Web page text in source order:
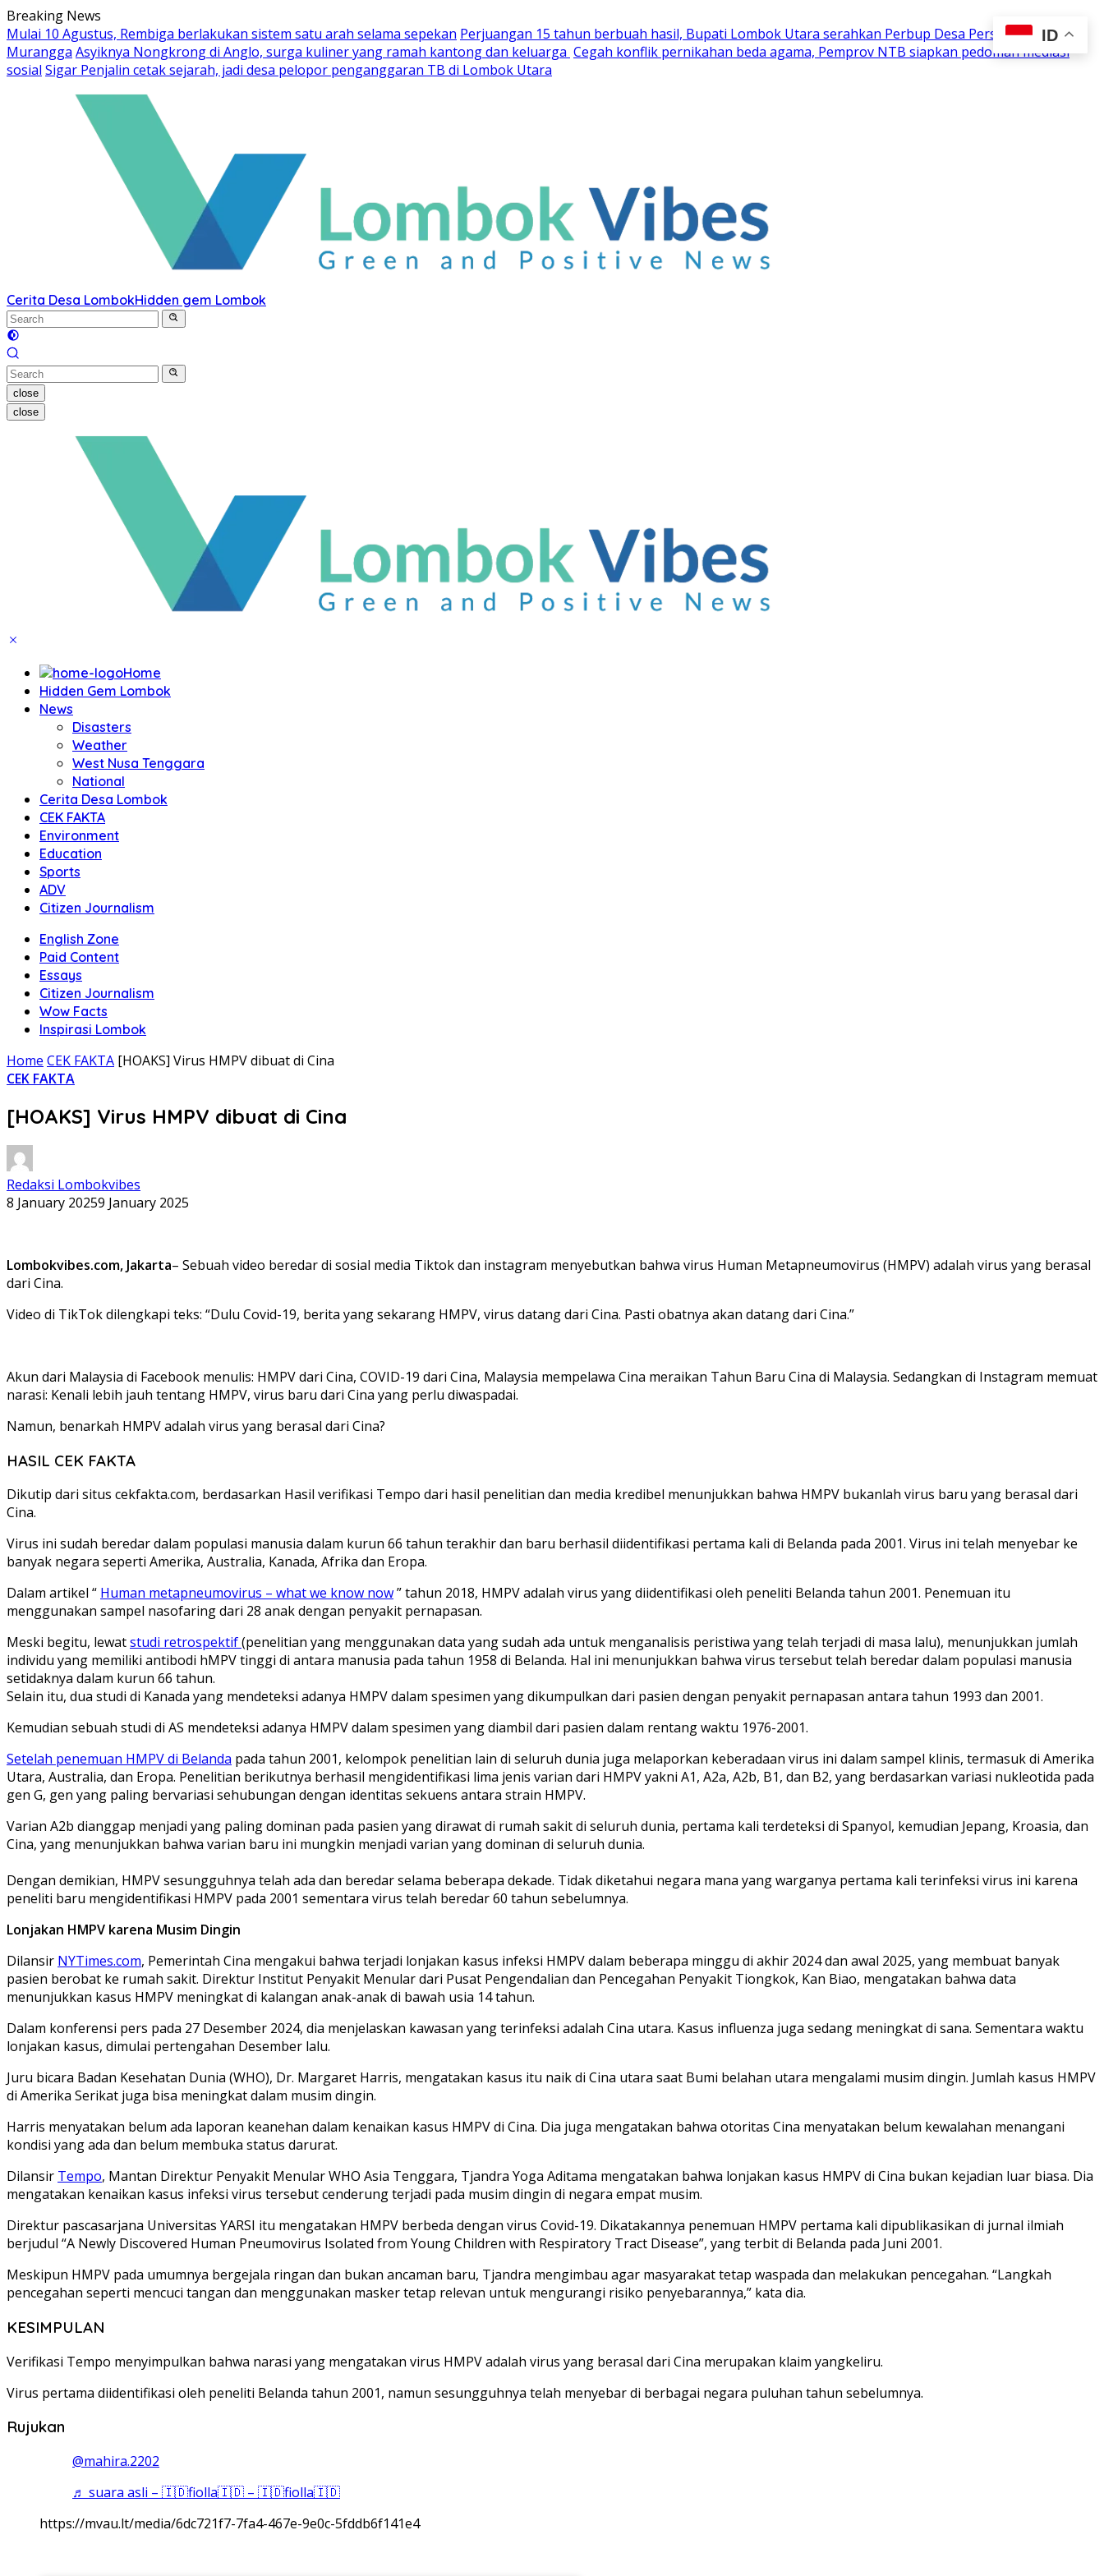
Skip
to
content
Breaking News
Mulai 10 Agustus, Rembiga berlakukan sistem satu arah selama sepekan Perjuangan 15 tahun berbuah hasil, Bupati Lombok Utara serahkan Perbup Desa Persiapan
Murangga Asyiknya Nongkrong di Anglo, surga kuliner yang ramah kantong dan keluarga Cegah konflik pernikahan beda agama, Pemprov NTB siapkan pedoman mediasi
sosial Sigar Penjalin cetak sejarah, jadi desa pelopor penganggaran TB di Lombok Utara
Cerita Desa LombokHidden gem Lombok
close
close
Home
Hidden Gem Lombok
News
Disasters
Weather
West Nusa Tenggara
National
Cerita Desa Lombok
CEK FAKTA
Environment
Education
Sports
ADV
Citizen Journalism
English Zone
Paid Content
Essays
Citizen Journalism
Wow Facts
Inspirasi Lombok
Home CEK FAKTA [HOAKS] Virus HMPV dibuat di Cina
CEK FAKTA
[HOAKS] Virus HMPV dibuat di Cina
Redaksi Lombokvibes
8 January 20259 January 2025
Lombokvibes.com, Jakarta– Sebuah video beredar di sosial media Tiktok dan instagram menyebutkan bahwa virus Human Metapneumovirus (HMPV) adalah virus yang berasal
dari Cina.
Video di TikTok dilengkapi teks: “Dulu Covid-19, berita yang sekarang HMPV, virus datang dari Cina. Pasti obatnya akan datang dari Cina.”
Akun dari Malaysia di Facebook menulis: HMPV dari Cina, COVID-19 dari Cina, Malaysia mempelawa Cina meraikan Tahun Baru Cina di Malaysia. Sedangkan di Instagram memuat
narasi: Kenali lebih jauh tentang HMPV, virus baru dari Cina yang perlu diwaspadai.
Namun, benarkah HMPV adalah virus yang berasal dari Cina?
HASIL CEK FAKTA
Dikutip dari situs cekfakta.com, berdasarkan Hasil verifikasi Tempo dari hasil penelitian dan media kredibel menunjukkan bahwa HMPV bukanlah virus baru yang berasal dari
Cina.
Virus ini sudah beredar dalam populasi manusia dalam kurun 66 tahun terakhir dan baru berhasil diidentifikasi pertama kali di Belanda pada 2001. Virus ini telah menyebar ke
banyak negara seperti Amerika, Australia, Kanada, Afrika dan Eropa.
Dalam artikel “ Human metapneumovirus – what we know now” tahun 2018, HMPV adalah virus yang diidentifikasi oleh peneliti Belanda tahun 2001. Penemuan itu
menggunakan sampel nasofaring dari 28 anak dengan penyakit pernapasan.
Meski begitu, lewatstudi retrospektif(penelitian yang menggunakan data yang sudah ada untuk menganalisis peristiwa yang telah terjadi di masa lalu), menunjukkan jumlah
individu yang memiliki antibodi hMPV tinggi di antara manusia pada tahun 1958 di Belanda. Hal ini menunjukkan bahwa virus tersebut telah beredar dalam populasi manusia
setidaknya dalam kurun 66 tahun.
Selain itu, dua studi di Kanada yang mendeteksi adanya HMPV dalam spesimen yang dikumpulkan dari pasien dengan penyakit pernapasan antara tahun 1993 dan 2001.
Kemudian sebuah studi di AS mendeteksi adanya HMPV dalam spesimen yang diambil dari pasien dalam rentang waktu 1976-2001.
Setelah penemuan HMPV di Belanda pada tahun 2001, kelompok penelitian lain di seluruh dunia juga melaporkan keberadaan virus ini dalam sampel klinis, termasuk di Amerika
Utara, Australia, dan Eropa. Penelitian berikutnya berhasil mengidentifikasi lima jenis varian dari HMPV yakni A1, A2a, A2b, B1, dan B2, yang berdasarkan variasi nukleotida pada
gen G, gen yang paling bervariasi sehubungan dengan identitas sekuens antara strain HMPV.
Varian A2b dianggap menjadi yang paling dominan pada pasien yang dirawat di rumah sakit di seluruh dunia, pertama kali terdeteksi di Spanyol, kemudian Jepang, Kroasia, dan
Cina, yang menunjukkan bahwa varian baru ini mungkin menjadi varian yang dominan di seluruh dunia.
Dengan demikian, HMPV sesungguhnya telah ada dan beredar selama beberapa dekade. Tidak diketahui negara mana yang warganya pertama kali terinfeksi virus ini karena
peneliti baru mengidentifikasi HMPV pada 2001 sementara virus telah beredar 60 tahun sebelumnya.
Lonjakan HMPV karena Musim Dingin
Dilansir NYTimes.com, Pemerintah Cina mengakui bahwa terjadi lonjakan kasus infeksi HMPV dalam beberapa minggu di akhir 2024 dan awal 2025, yang membuat banyak
pasien berobat ke rumah sakit. Direktur Institut Penyakit Menular dari Pusat Pengendalian dan Pencegahan Penyakit Tiongkok, Kan Biao, mengatakan bahwa data
menunjukkan kasus HMPV meningkat di kalangan anak-anak di bawah usia 14 tahun.
Dalam konferensi pers pada 27 Desember 2024, dia menjelaskan kawasan yang terinfeksi adalah Cina utara. Kasus influenza juga sedang meningkat di sana. Sementara waktu
lonjakan kasus, dimulai pertengahan Desember lalu.
Juru bicara Badan Kesehatan Dunia (WHO), Dr. Margaret Harris, mengatakan kasus itu naik di Cina utara saat Bumi belahan utara mengalami musim dingin. Jumlah kasus HMPV
di Amerika Serikat juga bisa meningkat dalam musim dingin.
Harris menyatakan belum ada laporan keanehan dalam kenaikan kasus HMPV di Cina. Dia juga mengatakan bahwa otoritas Cina menyatakan belum kewalahan menangani
kondisi yang ada dan belum membuka status darurat.
Dilansir Tempo, Mantan Direktur Penyakit Menular WHO Asia Tenggara, Tjandra Yoga Aditama mengatakan bahwa lonjakan kasus HMPV di Cina bukan kejadian luar biasa. Dia
mengatakan kenaikan kasus infeksi virus tersebut cenderung terjadi pada musim dingin di negara empat musim.
Direktur pascasarjana Universitas YARSI itu mengatakan HMPV berbeda dengan virus Covid-19. Dikatakannya penemuan HMPV pertama kali dipublikasikan di jurnal ilmiah
berjudul “A Newly Discovered Human Pneumovirus Isolated from Young Children with Respiratory Tract Disease”, yang terbit di Belanda pada Juni 2001.
Meskipun HMPV pada umumnya bergejala ringan dan bukan ancaman baru, Tjandra mengimbau agar masyarakat tetap waspada dan melakukan pencegahan. “Langkah
pencegahan seperti mencuci tangan dan menggunakan masker tetap relevan untuk mengurangi risiko penyebarannya,” kata dia.
KESIMPULAN
Verifikasi Tempo menyimpulkan bahwa narasi yang mengatakan virus HMPV adalah virus yang berasal dari Cina merupakan klaim yangkeliru.
Virus pertama diidentifikasi oleh peneliti Belanda tahun 2001, namun sesungguhnya telah menyebar di berbagai negara puluhan tahun sebelumnya.
Rujukan
@mahira.2202
♬ suara asli – 🇮🇩fiolla🇮🇩 – 🇮🇩fiolla🇮🇩
https://mvau.lt/media/6dc721f7-7fa4-467e-9e0c-5fddb6f141e4
ID